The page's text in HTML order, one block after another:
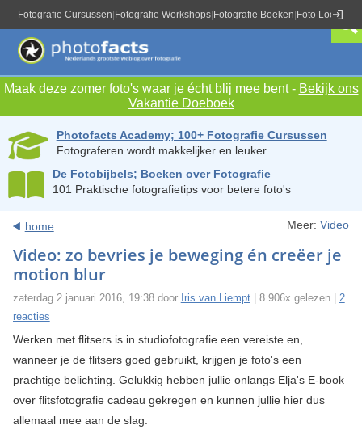
Fotografie Cursussen Fotografie Workshops Fotografie Boeken Foto Locaties
Maak deze zomer foto's waar je écht blij mee bent - Bekijk ons
Vakantie Doeboek
Photofacts Academy; 100+ Fotografie Cursussen
Fotograferen wordt makkelijker en leuker
De Fotobijbels; Boeken over Fotografie
101 Praktische fotografietips voor betere foto's
home Meer:Video
Video: zo bevries je beweging én creëer je
motion blur
zaterdag 2 januari 2016, 19:38 door Iris van Liempt| 8.906x gelezen | 2
reacties
Werken met flitsers is in studiofotografie een vereiste en,
wanneer je de flitsers goed gebruikt, krijgen je foto's een
prachtige belichting. Gelukkig hebben jullie onlangs Elja's E-book
over flitsfotografie cadeau gekregen en kunnen jullie hier dus
allemaal mee aan de slag.